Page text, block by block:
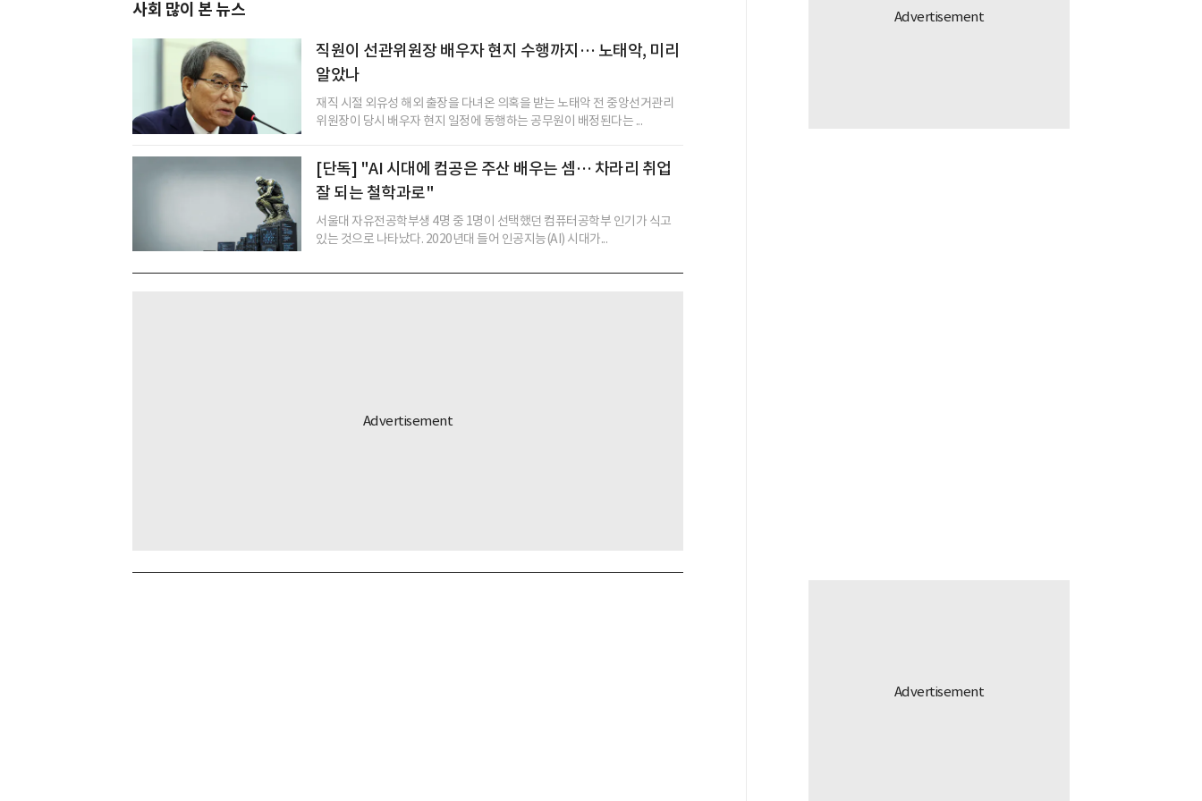
사회 많이 본 뉴스
직원이 선관위원장 배우자 현지 수행까지… 노태악, 미리
알았나
재직 시절 외유성 해외 출장을 다녀온 의혹을 받는 노태악 전 중앙선거관리
위원장이 당시 배우자 현지 일정에 동행하는 공무원이 배정된다는 ...
[단독] "AI 시대에 컴공은 주산 배우는 셈… 차라리 취업
잘 되는 철학과로"
서울대 자유전공학부생 4명 중 1명이 선택했던 컴퓨터공학부 인기가 식고
있는 것으로 나타났다. 2020년대 들어 인공지능(AI) 시대가...